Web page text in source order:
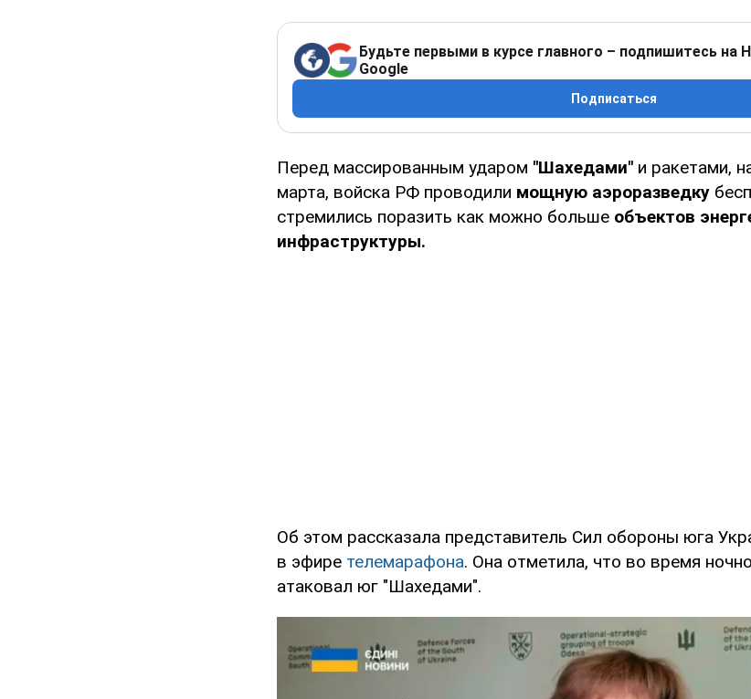
Будьте первыми в курсе главного – подпишитесь на
Google
Подписаться
Перед массированным ударом "Шахедами" и ракетами,
марта, войска РФ проводили мощную аэроразведку
стремились поразить как можно больше объектов
инфраструктуры.
Об этом рассказала представитель Сил обороны юга
в эфире телемарафона. Она отметила, что во время
атаковал юг "Шахедами".